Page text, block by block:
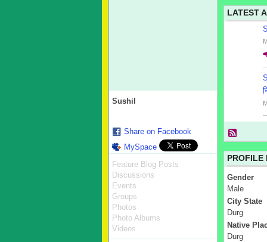
Sushil
Share on Facebook
MySpace
Feature Blog Posts
Discussions
Events
Groups
Photos
Photo Albums
Videos
LATEST
PROFILE
Gender
Male
City State
Durg
Native
Durg